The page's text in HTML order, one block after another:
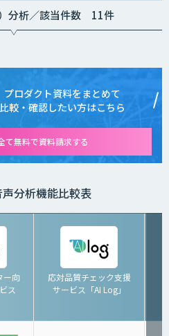
分析／該当件数 11件
プロダクト資料をまとめて
比較・確認したい方はこちら
て無料で資料請求する
分析機能比較表
ー向
ス
応対品質チェック支援
サービス「AI Log」